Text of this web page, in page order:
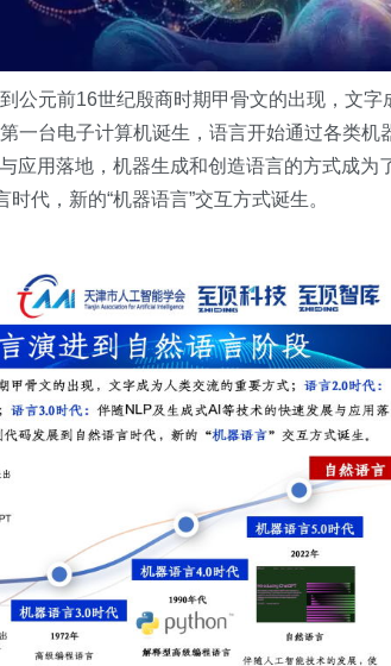
公元前16世纪殷商时期甲骨文的出现，文字
一台电子计算机诞生，语言开始通过各类机
应用落地，机器生成和创造语言的方式成为
代，新的“机器语言”交互方式诞生。